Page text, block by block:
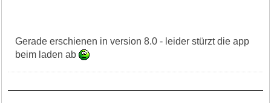
Gerade erschienen in version 8.0 - leider stürzt die app
beim laden ab